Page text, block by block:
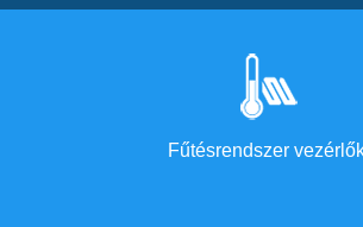
Fűtésrendszer